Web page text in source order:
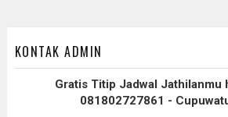
KONTAK ADMIN
Gratis Titip Jadwal Jathilanmu
081802727861 -